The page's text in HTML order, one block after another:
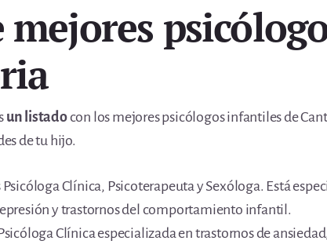
mejores
un listadocon los mejores psicólogos infantiles de
de tu hijo.
Psicóloga Clínica, Psicoterapeuta y Sexóloga. Está
y trastornos del comportamiento infantil.
Clínica especializada en trastornos de